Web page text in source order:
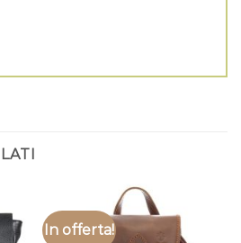
In offerta!